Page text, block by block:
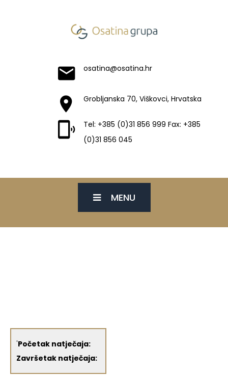
osatina@osatina.hr
Grobljanska 70, Viškovci, Hrvatska
Tel: +385 (0)31 856 999 Fax: +385
(0)31 856 045
MENU
'Početak natječaja:
Završetak natječaja: